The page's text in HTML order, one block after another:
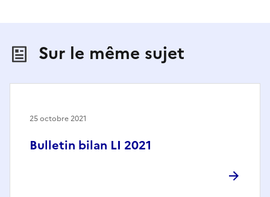
Sur le même sujet
Bulletin bilan LI 2021
25 octobre 2021